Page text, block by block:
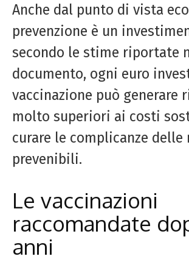
Anche dal punto di vista
prevenzione è un
secondo le stime riportate
documento, ogni euro
vaccinazione può generare
molto superiori ai costi
curare le complicanze
prevenibili.
Le vaccinazioni
raccomandate
anni